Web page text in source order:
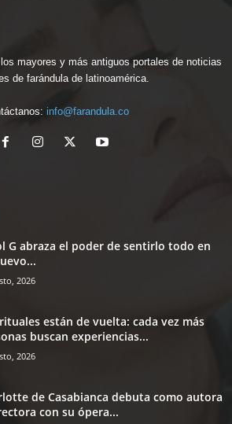
mayores y más antiguos portales de noticias
de farándula de latinoamérica.
info@farandula.co
G abraza el poder de sentirlo todo en
2026
están de vuelta: cada vez más
buscan experiencias...
2026
de Casabianca debuta como autora
con su ópera...